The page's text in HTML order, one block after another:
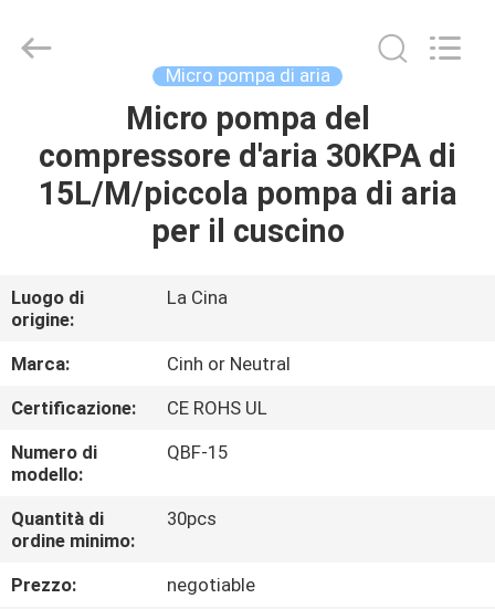
PRODOTTI
NOI
GIRO
DELLA
FABBRICA
CONTROLLO
DI
QUALITÀ
group
co.,limited.
Micro pompa di aria
Micro pompa del
compressore d'aria 30KPA di
15L/M/piccola pompa di aria
per il cuscino
Luogo di
origine:
La Cina
Marca:
Cinh or Neutral
Certificazione:
CE ROHS UL
Numero di
modello:
QBF-15
Quantità di
ordine minimo:
30pcs
Prezzo:
negotiable